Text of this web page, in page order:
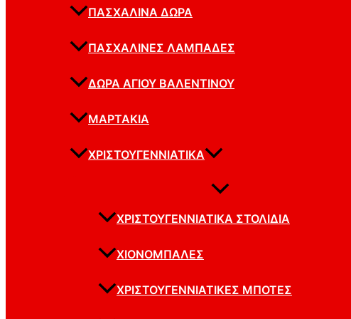
ΠΑΣΧΑΛΙΝΆ ΔΏΡΑ
ΠΑΣΧΑΛΙΝΈΣ ΛΑΜΠΆΔΕΣ
ΔΏΡΑ ΑΓΊΟΥ ΒΑΛΕΝΤΊΝΟΥ
ΜΑΡΤΆΚΙΑ
ΧΡΙΣΤΟΥΓΕΝΝΙΆΤΙΚΑ
ΧΡΙΣΤΟΥΓΕΝΝΙΆΤΙΚΑ ΣΤΟΛΊΔΙΑ
ΧΙΟΝΌΜΠΑΛΕΣ
ΧΡΙΣΤΟΥΓΕΝΝΙΆΤΙΚΕΣ ΜΠΌΤΕΣ